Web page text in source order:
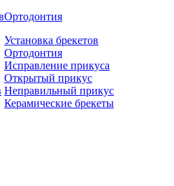
Ортодонтия
Установка брекетов
Ортодонтия
Исправление прикуса
Открытый прикус
Неправильный прикус
Керамические брекеты